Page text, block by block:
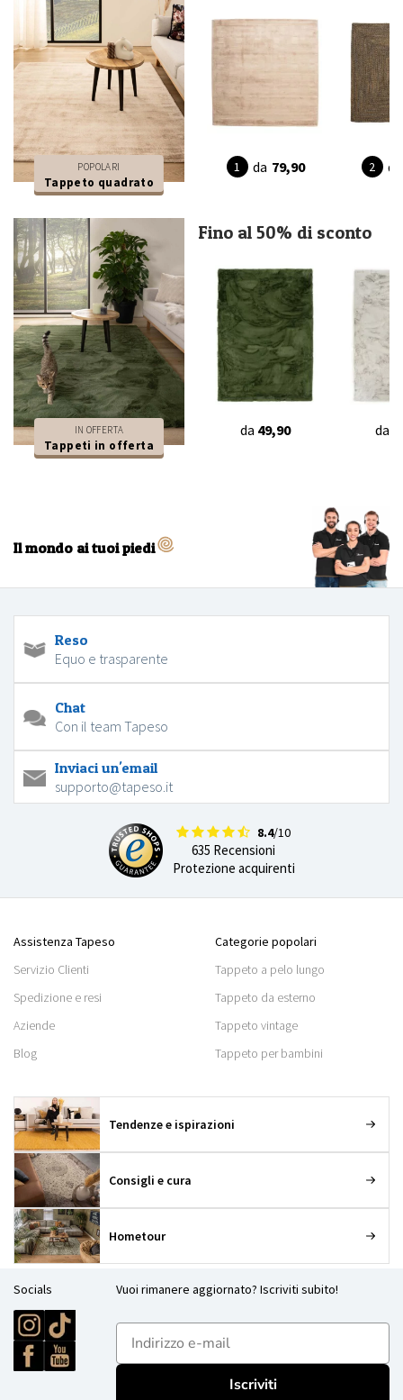
POPOLARI
Tappeto quadrato
da 79,90 da
IN OFFERTA
Tappeti in offerta
Fino al 50% di sconto
da 49,90 da
Il mondo ai tuoi piedi
Reso
Equo e trasparente
Chat
Con il team Tapeso
Inviaci un'email
supporto@tapeso.it
8.4/10
635 Recensioni
Protezione acquirenti
Assistenza Tapeso
Servizio Clienti
Spedizione e resi
Aziende
Blog
Categorie popolari
Tappeto a pelo lungo
Tappeto da esterno
Tappeto vintage
Tappeto per bambini
Tendenze e ispirazioni
Consigli e cura
Hometour
Socials Vuoi rimanere aggiornato? Iscriviti subito!
E-mailadres
Iscriviti